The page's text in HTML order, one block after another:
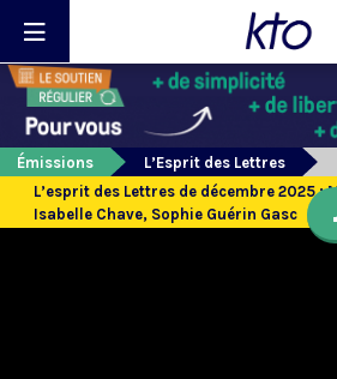
Émissions
L’Esprit des Lettres
L’esprit des Lettres de décembre 2025 :
Isabelle Chave, Sophie Guérin Gasc